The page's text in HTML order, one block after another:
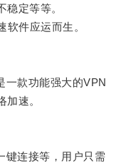
定等等。
件应运而生。
款功能强大的VPN
速。
连接等，用户只需